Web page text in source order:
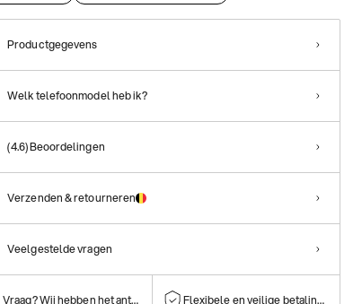
Productgegevens
Welk telefoonmodel heb ik?
(4.6)Beoordelingen
Verzenden & retourneren
Veelgestelde vragen
Vraag? Wij hebben het antwoord! Flexibele en veilige betalingen